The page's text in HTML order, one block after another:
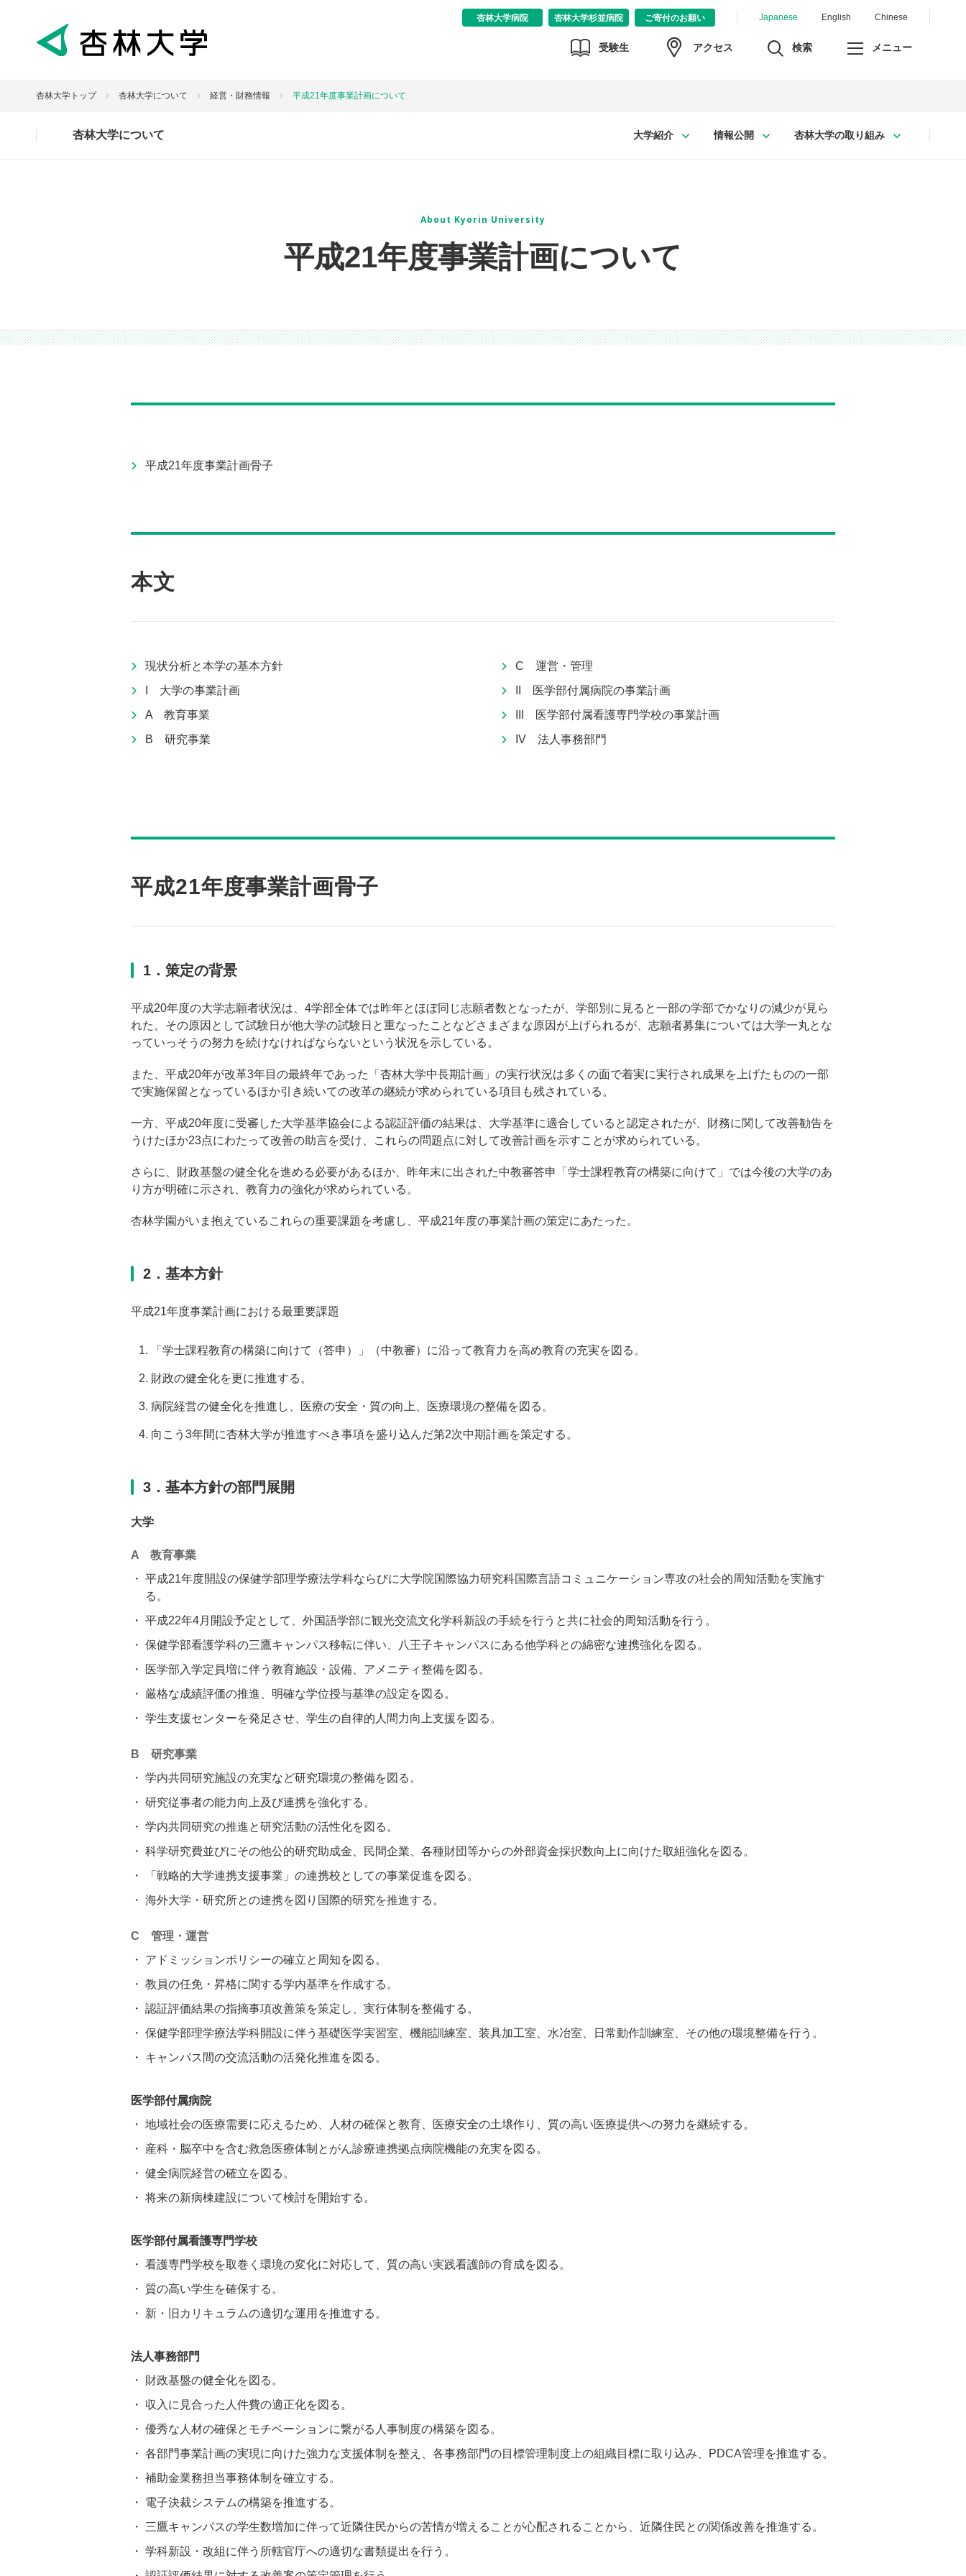
Japanese English Chinese
杏林大学病院 杏林大学杉並病院 ご寄付のお願い
受験生 アクセス 検索 メニュー
杏林大学トップ 杏林大学について 経営・財務情報 平成21年度事業計画について
杏林大学について 大学紹介 情報公開 杏林大学の取り組み
About Kyorin University
平成21年度事業計画について
平成21年度事業計画骨子
本文
現状分析と本学の基本方針
I 大学の事業計画
A 教育事業
B 研究事業
C 運営・管理
II 医学部付属病院の事業計画
III 医学部付属看護専門学校の事業計画
IV 法人事務部門
平成21年度事業計画骨子
1．策定の背景
平成20年度の大学志願者状況は、4学部全体では昨年とほぼ同じ志願者数となったが、学部別に見ると一部の学部でかなりの減少が見ら
れた。その原因として試験日が他大学の試験日と重なったことなどさまざまな原因が上げられるが、志願者募集については大学一丸とな
っていっそうの努力を続けなければならないという状況を示している。
また、平成20年が改革3年目の最終年であった「杏林大学中長期計画」の実行状況は多くの面で着実に実行され成果を上げたものの一部
で実施保留となっているほか引き続いての改革の継続が求められている項目も残されている。
一方、平成20年度に受審した大学基準協会による認証評価の結果は、大学基準に適合していると認定されたが、財務に関して改善勧告を
うけたほか23点にわたって改善の助言を受け、これらの問題点に対して改善計画を示すことが求められている。
さらに、財政基盤の健全化を進める必要があるほか、昨年末に出された中教審答申「学士課程教育の構築に向けて」では今後の大学のあ
り方が明確に示され、教育力の強化が求められている。
杏林学園がいま抱えているこれらの重要課題を考慮し、平成21年度の事業計画の策定にあたった。
2．基本方針
平成21年度事業計画における最重要課題
「学士課程教育の構築に向けて（答申）」（中教審）に沿って教育力を高め教育の充実を図る。
財政の健全化を更に推進する。
病院経営の健全化を推進し、医療の安全・質の向上、医療環境の整備を図る。
向こう3年間に杏林大学が推進すべき事項を盛り込んだ第2次中期計画を策定する。
3．基本方針の部門展開
大学
A 教育事業
平成21年度開設の保健学部理学療法学科ならびに大学院国際協力研究科国際言語コミュニケーション専攻の社会的周知活動を実施す
る。
平成22年4月開設予定として、外国語学部に観光交流文化学科新設の手続を行うと共に社会的周知活動を行う。
保健学部看護学科の三鷹キャンパス移転に伴い、八王子キャンパスにある他学科との綿密な連携強化を図る。
医学部入学定員増に伴う教育施設・設備、アメニティ整備を図る。
厳格な成績評価の推進、明確な学位授与基準の設定を図る。
学生支援センターを発足させ、学生の自律的人間力向上支援を図る。
B 研究事業
学内共同研究施設の充実など研究環境の整備を図る。
研究従事者の能力向上及び連携を強化する。
学内共同研究の推進と研究活動の活性化を図る。
科学研究費並びにその他公的研究助成金、民間企業、各種財団等からの外部資金採択数向上に向けた取組強化を図る。
「戦略的大学連携支援事業」の連携校としての事業促進を図る。
海外大学・研究所との連携を図り国際的研究を推進する。
C 管理・運営
アドミッションポリシーの確立と周知を図る。
教員の任免・昇格に関する学内基準を作成する。
認証評価結果の指摘事項改善策を策定し、実行体制を整備する。
保健学部理学療法学科開設に伴う基礎医学実習室、機能訓練室、装具加工室、水冶室、日常動作訓練室、その他の環境整備を行う。
キャンパス間の交流活動の活発化推進を図る。
医学部付属病院
地域社会の医療需要に応えるため、人材の確保と教育、医療安全の土壌作り、質の高い医療提供への努力を継続する。
産科・脳卒中を含む救急医療体制とがん診療連携拠点病院機能の充実を図る。
健全病院経営の確立を図る。
将来の新病棟建設について検討を開始する。
医学部付属看護専門学校
看護専門学校を取巻く環境の変化に対応して、質の高い実践看護師の育成を図る。
質の高い学生を確保する。
新・旧カリキュラムの適切な運用を推進する。
法人事務部門
財政基盤の健全化を図る。
収入に見合った人件費の適正化を図る。
優秀な人材の確保とモチベーションに繋がる人事制度の構築を図る。
各部門事業計画の実現に向けた強力な支援体制を整え、各事務部門の目標管理制度上の組織目標に取り込み、PDCA管理を推進する。
補助金業務担当事務体制を確立する。
電子決裁システムの構築を推進する。
三鷹キャンパスの学生数増加に伴って近隣住民からの苦情が増えることが心配されることから、近隣住民との関係改善を推進する。
学科新設・改組に伴う所轄官庁への適切な書類提出を行う。